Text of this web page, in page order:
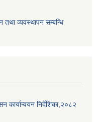
तथा व्यवस्थापन सम्बन्धि
कार्यान्वयन निर्देशिका,२०८२